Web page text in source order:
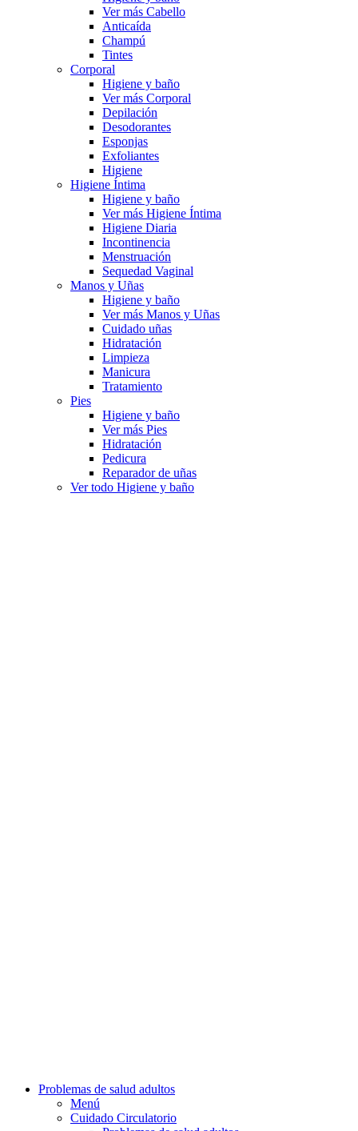
Ver más Cabello
Anticaída
Champú
Tintes
Corporal
Higiene y baño
Ver más Corporal
Depilación
Desodorantes
Esponjas
Exfoliantes
Higiene
Higiene Íntima
Higiene y baño
Ver más Higiene Íntima
Higiene Diaria
Incontinencia
Menstruación
Sequedad Vaginal
Manos y Uñas
Higiene y baño
Ver más Manos y Uñas
Cuidado uñas
Hidratación
Limpieza
Manicura
Tratamiento
Pies
Higiene y baño
Ver más Pies
Hidratación
Pedicura
Reparador de uñas
Ver todo Higiene y baño
Problemas de salud adultos
Menú
Cuidado Circulatorio